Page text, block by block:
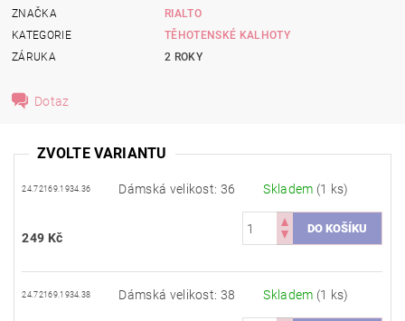
ZNAČKA
RIALTO
KATEGORIE
TĚHOTENSKÉ KALHOTY
ZÁRUKA
2 ROKY
Dotaz
ZVOLTE VARIANTU
24.72169.1934.36 Dámská velikost: 36 Skladem (1 ks)
249 Kč
24.72169.1934.38 Dámská velikost: 38 Skladem (1 ks)